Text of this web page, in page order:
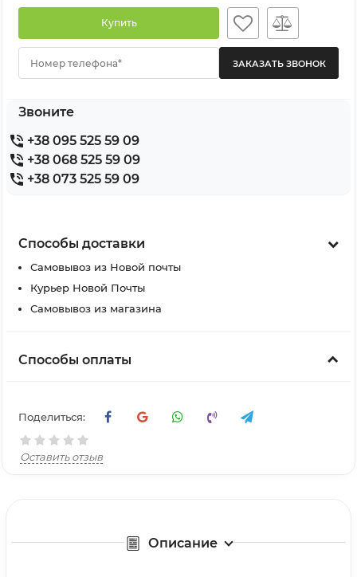
Купить
Номер телефона*
Звоните
+38 095 525 59 09
+38 068 525 59 09
+38 073 525 59 09
Способы доставки
Самовывоз из Новой почты
Курьер Новой Почты
Самовывоз из магазина
Способы оплаты
Поделиться:
Оставить отзыв
Описание